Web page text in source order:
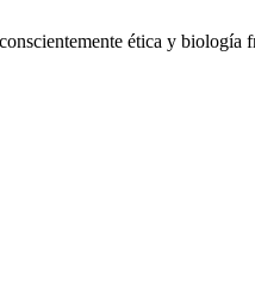
ética y biología